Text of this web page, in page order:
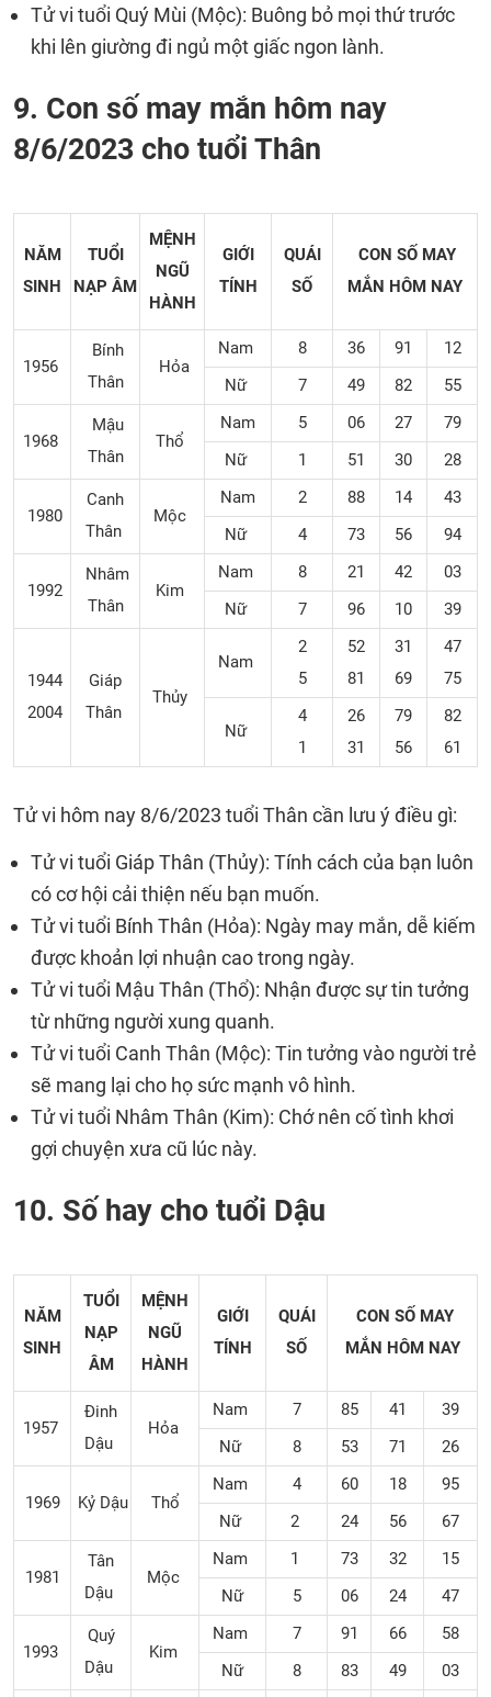
Tử vi tuổi Quý Mùi (Mộc): Buông bỏ mọi thứ trước
khi lên giường đi ngủ một giấc ngon lành.
9. Con số may mắn hôm nay
8/6/2023 cho tuổi Thân
NĂM
SINH
TUỔI
NẠP ÂM
MỆNH
NGŨ
HÀNH
GIỚI
TÍNH
QUÁI
SỐ
CON SỐ MAY
MẮN HÔM NAY
1956
Bính
Thân
Hỏa
Nam 8 36 91
12
Nữ
7 49 82 55
1968
Mậu
Thân
Thổ
Nam 5 06 27
79
Nữ
1 51 30 28
1980
Canh
Thân
Mộc
Nam 2 88 14
43
Nữ
4 73 56 94
1992
Nhâm
Thân
Kim
Nam 8 21 42
03
Nữ
7 96 10 39
1944
2004
Giáp
Thân
Thủy
Nam
2
5
52
81
31
69
47
75
Nữ
4
1
26
31
79
56
82
61
Tử vi hôm nay 8/6/2023 tuổi Thân cần lưu ý điều gì:
Tử vi tuổi Giáp Thân (Thủy): Tính cách của bạn luôn
có cơ hội cải thiện nếu bạn muốn.
Tử vi tuổi Bính Thân (Hỏa): Ngày may mắn, dễ kiếm
được khoản lợi nhuận cao trong ngày.
Tử vi tuổi Mậu Thân (Thổ): Nhận được sự tin tưởng
từ những người xung quanh.
Tử vi tuổi Canh Thân (Mộc): Tin tưởng vào người trẻ
sẽ mang lại cho họ sức mạnh vô hình.
Tử vi tuổi Nhâm Thân (Kim): Chớ nên cố tình khơi
gợi chuyện xưa cũ lúc này.
10. Số hay cho tuổi Dậu
NĂM
SINH
TUỔI
NẠP
ÂM
MỆNH
NGŨ
HÀNH
GIỚI
TÍNH
QUÁI
SỐ
CON SỐ MAY
MẮN HÔM NAY
1957
Đinh
Dậu
Hỏa
Nam 7 85 41
39
Nữ
8 53 71 26
1969 Kỷ Dậu Thổ
Nam 4 60 18
95
Nữ
2 24 56 67
1981
Tân
Dậu
Mộc
Nam 1 73 32
15
Nữ
5 06 24 47
1993
Quý
Dậu
Kim
Nam 7 91 66
58
Nữ
8 83 49 03